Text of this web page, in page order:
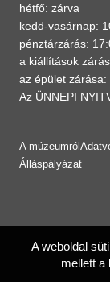
hétfő: zárva
kedd-vasárnap:
pénztárzárás:
a kiállítások
az épület zárása:
Az ÜNNEPI
A múzeumról
Álláspályázat
A weboldal
mellett a